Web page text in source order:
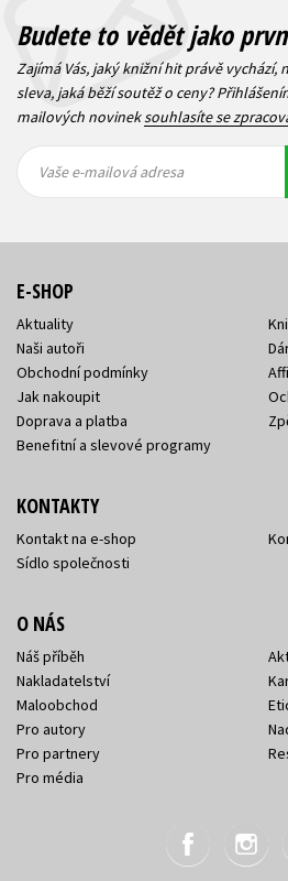
Budete to vědět jako
Zajímá Vás, jaký knižní hit právě vychází,
sleva, jaká běží soutěž o ceny?
mailových novineksouhlasíte se
mailová
mailová
Vaše e-mailová adresa
E-SHOP
Aktuality
Naši autoři
Obchodní podmínky
Jak nakoupit
Doprava a platba
Benefitní a slevové programy
KONTAKTY
Kontakt na e-shop
Sídlo společnosti
O NÁS
Náš příběh
Nakladatelství
Maloobchod
Pro autory
Pro partnery
Pro média